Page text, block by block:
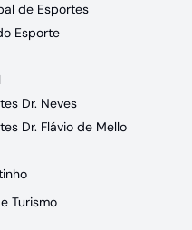
de Esportes
Esporte
Dr. Neves
Dr. Flávio de Mello
Turismo